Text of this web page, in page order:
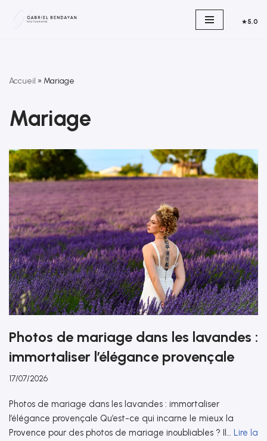
★5,0
Accueil » Mariage
Mariage
Photos de mariage dans les lavandes :
immortaliser l’élégance provençale
17/07/2026
Photos de mariage dans les lavandes : immortaliser
l’élégance provençale Qu’est-ce qui incarne le mieux la
Provence pour des photos de mariage inoubliables ? Il… Lire la